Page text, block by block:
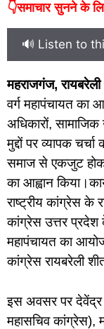
👇समाचार सुनने के
🔊 Listen to
महराजगंज,
वर्ग महापंचायत का
अधिकारों,
मुद्दों पर व्यापक
समाज से एकजुट
का आह्वान
राष्ट्रीय कांग्रेस के
कांग्रेस उत्तर प्रदेश
महापंचायत का
कांग्रेस रायबरेली
इस अवसर पर देवेंद्र
महासचिव कांग्रेस),